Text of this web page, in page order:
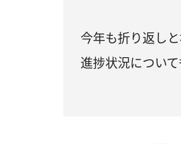
今年も折り返し
進捗状況につい